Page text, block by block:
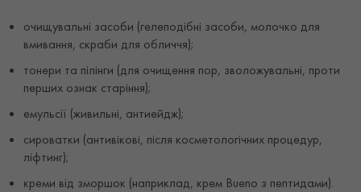
очищувальні засоби (гелеподібні засоби, молочко для
вмивання, скраби для обличчя);
тонери та пілінги (для очищення пор, зволожувальні, проти
перших ознак старіння);
емульсії (живильні, антиейдж);
сироватки (антивікові, після косметологічних процедур,
ліфтинг);
креми від зморшок (наприклад, крем Bueno з пептидами).